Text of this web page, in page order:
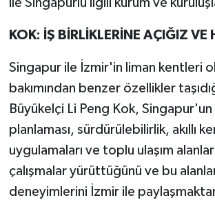
ile Singapurlu ilgili kurum ve
KOK: İŞ BİRLİKLERİNE AÇIĞIZ VE
Singapur ile İzmir'in liman kentleri
bakımından benzer özellikler
Büyükelçi Li Peng Kok, Singapur'un
planlaması, sürdürülebilirlik, akıllı
uygulamaları ve toplu ulaşım
çalışmalar yürüttüğünü ve bu
deneyimlerini İzmir ile